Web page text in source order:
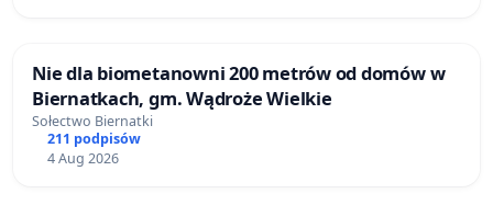
Nie dla biometanowni 200 metrów od domów w
Biernatkach, gm. Wądroże Wielkie
Sołectwo Biernatki
211 podpisów
4 Aug 2026